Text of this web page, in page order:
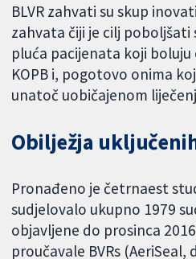
BLVR zahvati su skup
zahvata čiji je cilj
pluća pacijenata koji
KOPB i, pogotovo onima
unatoč uobičajenom
Obilježja
Pronađeno je četrnaest
sudjelovalo ukupno 1979
objavljene do prosinca
proučavale BVRs (AeriSeal,